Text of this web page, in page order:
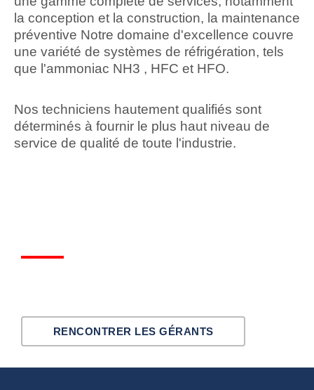
la conception et la construction, la maintenance
préventive Notre domaine d'excellence couvre
une variété de systèmes de réfrigération, tels
que l'ammoniac NH3 , HFC et HFO.
Nos techniciens hautement qualifiés sont
déterminés à fournir le plus haut niveau de
service de qualité de toute l'industrie.
RENCONTRER LES GÉRANTS